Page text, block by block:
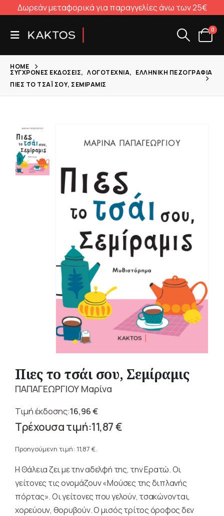
Δωρεάν μεταφορικά για παραγγελίες άνω των 25€
0
HOME
ΣΎΓΧΡΟΝΕΣ ΕΚΔΌΣΕΙΣ, ΛΟΓΟΤΕΧΝΊΑ, ΕΛΛΗΝΙΚΉ ΠΕΖΟΓΡΑΦΊΑ
ΠΙΕΣ ΤΟ ΤΣΆΙ ΣΟΥ, ΣΕΜΊΡΑΜΙΣ
Πιες το τσάι σου, Σεμίραμις
ΠΑΠΑΓΕΩΡΓΙΟΥ Μαρίνα
16,96€
Original
price
16,96 €.
11,87€
τρέχουσα
είναι:
11,87 €.
Προηγούμενη τιμή: 11,87 €.
Η Θάλεια ζει με την αδελφή της, την Ερατώ. Οι
γείτονες τις ονομάζουν «Μούσες της διπλανής
πόρτας». Οι γείτονες που γελούν, τσακώνονται,
χορεύουν, θορυβούν. Ο μισός τρίτος όροφος δεν